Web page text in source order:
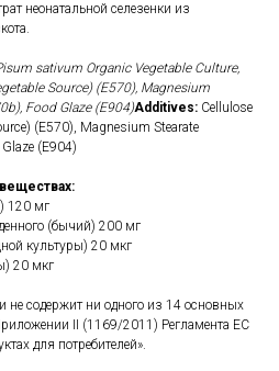
неонатальной селезенки из
sativum Organic Vegetable Culture,
Source) (E570), Magnesium
Food Glaze (E904)Additives: Cellulose
(E570), Magnesium Stearate
(E904)
120 мг
(бычий) 200 мг
культуры) 20 мкг
20 мкг
и не содержит ни одного из 14 основных
II (1169/2011) Регламента ЕС
для потребителей».